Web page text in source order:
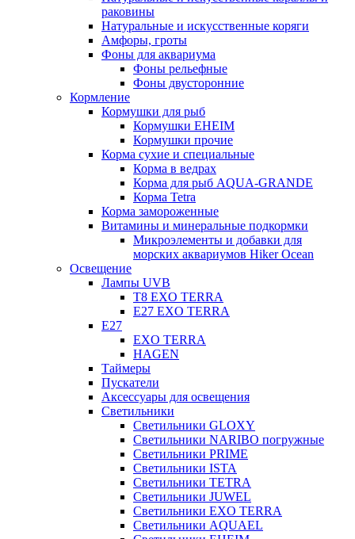
раковины
Натуральные и искусственные коряги
Амфоры, гроты
Фоны для аквариума
Фоны рельефные
Фоны двусторонние
Кормление
Кормушки для рыб
Кормушки EHEIM
Кормушки прочие
Корма сухие и специальные
Корма в ведрах
Корма для рыб AQUA-GRANDE
Корма Tetra
Корма замороженные
Витамины и минеральные подкормки
Микроэлементы и добавки для
морских аквариумов Hiker Ocean
Освещение
Лампы UVB
Т8 EXO TERRA
Е27 EXO TERRA
Е27
EXO TERRA
HAGEN
Таймеры
Пускатели
Аксессуары для освещения
Светильники
Светильники GLOXY
Светильники NARIBO погружные
Светильники PRIME
Светильники ISTA
Светильники TETRA
Светильники JUWEL
Светильники EXO TERRA
Светильники AQUAEL